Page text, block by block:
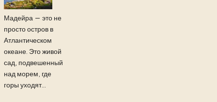
Мадейра — это не
просто остров в
Атлантическом
океане. Это живой
сад, подвешенный
над морем, где
горы уходят...